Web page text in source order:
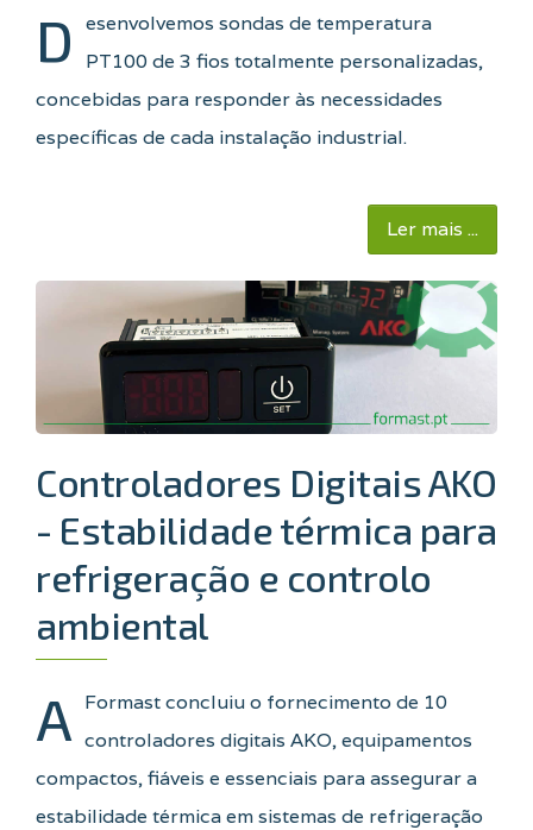
D
esenvolvemos sondas de temperatura
PT100 de 3 fios totalmente personalizadas,
concebidas para responder às necessidades
específicas de cada instalação industrial.
Ler mais ...
Controladores Digitais AKO
- Estabilidade térmica para
refrigeração e controlo
ambiental
A Formast concluiu o fornecimento de 10
controladores digitais AKO, equipamentos
compactos, fiáveis e essenciais para assegurar a
estabilidade térmica em sistemas de refrigeração